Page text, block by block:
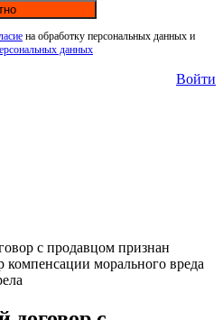
на обработку персональных данных и
данных
Войти
с продавцом признан
компенсации морального вреда